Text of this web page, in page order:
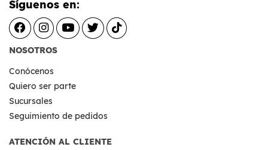
Síguenos en:
NOSOTROS
Conócenos
Quiero ser parte
Sucursales
Seguimiento de pedidos
ATENCIÓN AL CLIENTE